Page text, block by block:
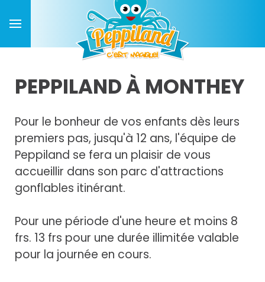
PEPPILAND À MONTHEY
Pour le bonheur de vos enfants dès leurs
premiers pas, jusqu'à 12 ans, l'équipe de
Peppiland se fera un plaisir de vous
accueillir dans son parc d'attractions
gonflables itinérant.
Pour une période d'une heure et moins 8
frs. 13 frs pour une durée illimitée valable
pour la journée en cours.